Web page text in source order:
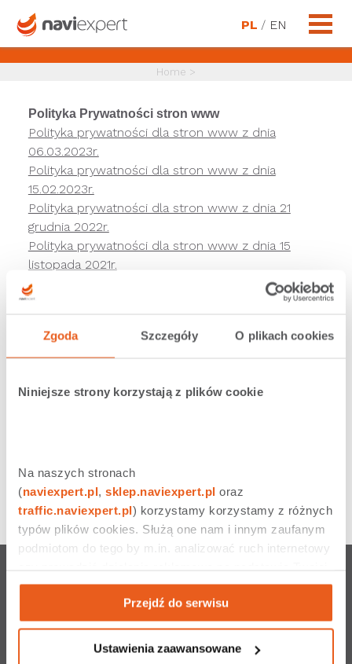
Zgoda Szczegóły O plikach cookies
Niniejsze strony korzystają z plików cookie
Na naszych stronach
(naviexpert.pl, sklep.naviexpert.pl
traffic.naviexpert.pl) korzystamy korzystamy z różnych
typów plików cookies. Służą one nam i innym zaufanym
podmiotom do tego by m.in. analizować ruch internetowy
aktywności na naszych stronach internetowych. Więcej
informacji znajdziesz w naszej polityce prywatności
Przejdź do serwisu
Ustawienia zaawansowane
PL / EN
Home >
Polityka Prywatności stron www
Polityka prywatności dla stron www z dnia
06.03.2023r.
Polityka prywatności dla stron www z dnia
15.02.2023r.
Polityka prywatności dla stron www z dnia 21
grudnia 2022r.
Polityka prywatności dla stron www z dnia 15
listopada 2021r.
Polityka Prywatności dla stron www z dnia 17
listopada 2020r.
Nawigacja Plus
Nawigacja T-Mobile
NaviExpert Traffic
NaviExpert Telematics